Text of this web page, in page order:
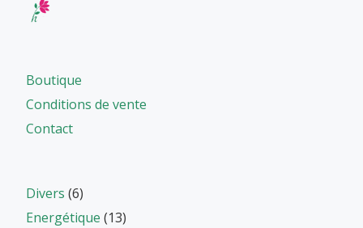
Boutique
Conditions de vente
Contact
Divers (6)
Energétique (13)